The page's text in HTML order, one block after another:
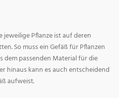
jeweilige Pflanze ist auf deren
So muss ein Gefäß für Pflanzen
dem passenden Material für die
hinaus kann es auch entscheidend
aufweist.